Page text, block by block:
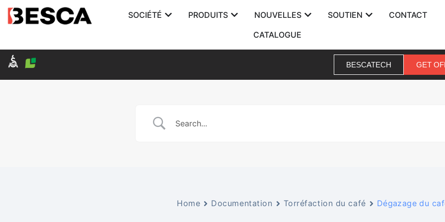
SOCIÉTÉ PRODUITS NOUVELLES SOUTIEN
CONTACT
CATALOGUE
BESCATECH GET
Home Documentation Torréfaction du café Dégazage du